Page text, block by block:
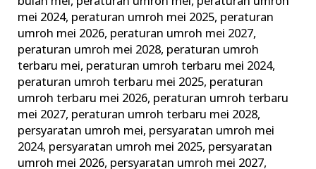
mei 2024, peraturan umroh mei 2025, peraturan
umroh mei 2026, peraturan umroh mei 2027,
peraturan umroh mei 2028, peraturan umroh
terbaru mei, peraturan umroh terbaru mei 2024,
peraturan umroh terbaru mei 2025, peraturan
umroh terbaru mei 2026, peraturan umroh terbaru
mei 2027, peraturan umroh terbaru mei 2028,
persyaratan umroh mei, persyaratan umroh mei
2024, persyaratan umroh mei 2025, persyaratan
umroh mei 2026, persyaratan umroh mei 2027,